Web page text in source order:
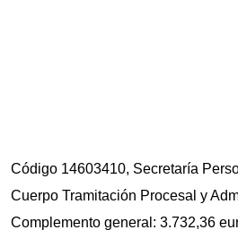
Código 14603410, Secretaría
Cuerpo Tramitación Procesal y
Complemento general: 3.732,36